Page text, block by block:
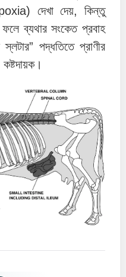
দেখা দেয়, কিন্তু
ব্যথার সংকেত প্রবাহ
পদ্ধতিতে প্রাণীর